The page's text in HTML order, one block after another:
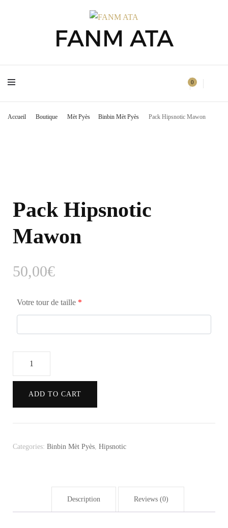
FANM ATA
0
FANM ATA
Accueil Boutique Mèt Pyès Binbin Mèt Pyès Pack Hipsnotic Mawon
Pack Hipsnotic
Mawon
50,00€
Votre tour de taille *
ADD TO CART
Categories: Binbin Mèt Pyès, Hipsnotic
Description Reviews (0)